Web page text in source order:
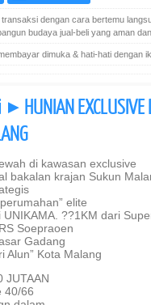
dengan cara bertemu
budaya jual-beli yang aman
dimuka & hati-hati dengan
] HUNIAN EXCLUSIVE
di kawasan exclusive
bakalan krajan Sukun
elite
??1KM dari
Soepraoen
Gadang
Alun” Kota Malang
JUTAAN
40/66